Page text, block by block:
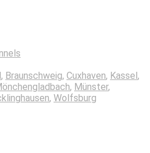
, Braunschweig, Cuxhaven, Kassel,
, Münster,
, Wolfsburg